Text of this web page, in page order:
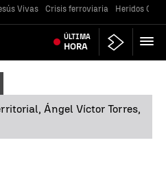
Vivas Crisis ferroviaria Heridos
ÚLTIMA
HORA
Ángel Víctor Torres,